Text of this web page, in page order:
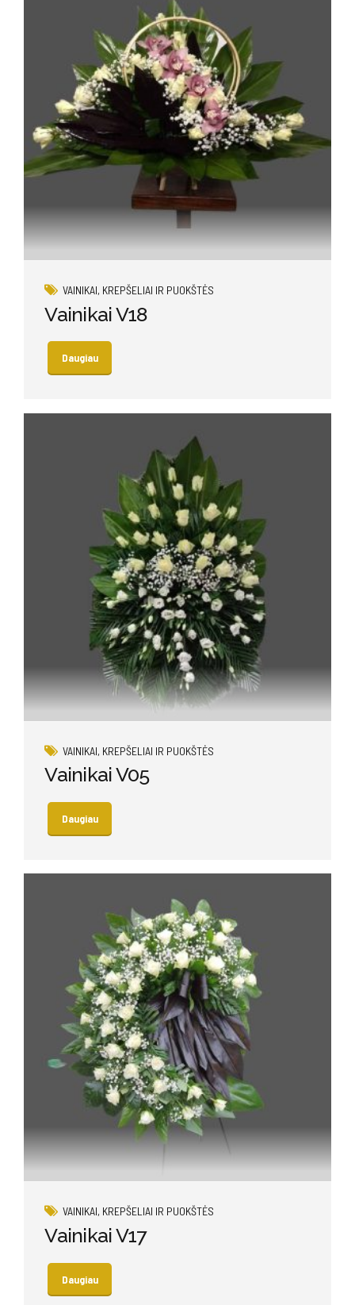
VAINIKAI, KREPŠELIAI IR PUOKŠTĖS
Vainikai V18
Daugiau
VAINIKAI, KREPŠELIAI IR PUOKŠTĖS
Vainikai V05
Daugiau
VAINIKAI, KREPŠELIAI IR PUOKŠTĖS
Vainikai V17
Daugiau